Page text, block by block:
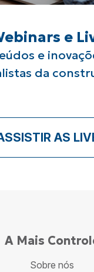
e
e
da
AS
A Mais
Sobre nós